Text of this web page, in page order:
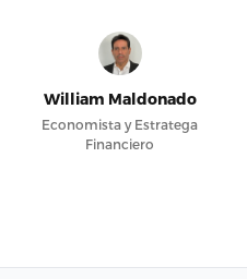
William Maldonado
Economista y Estratega
Financiero